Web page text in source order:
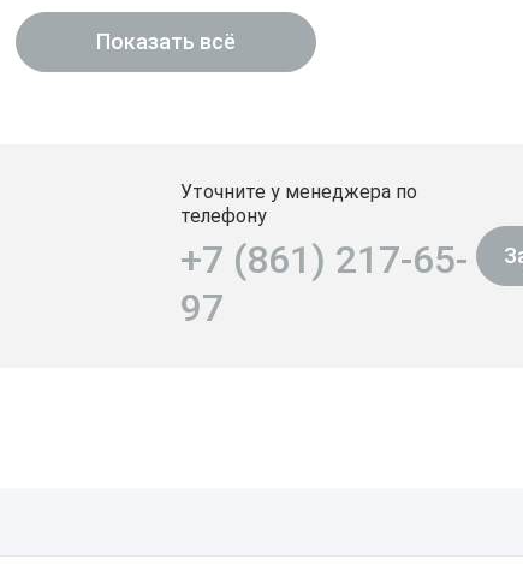
Показать всё
Уточните у менеджера по
телефону
+7 (861) 217-65-
97